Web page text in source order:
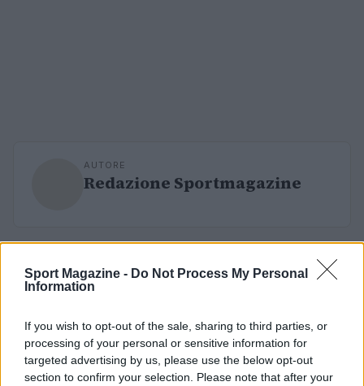
Sport Magazine - Do Not Process My Personal
Information
If you wish to opt-out of the sale, sharing to third parties, or
processing of your personal or sensitive information for
targeted advertising by us, please use the below opt-out
section to confirm your selection. Please note that after your
AUTORE
Redazione Sportmagazine